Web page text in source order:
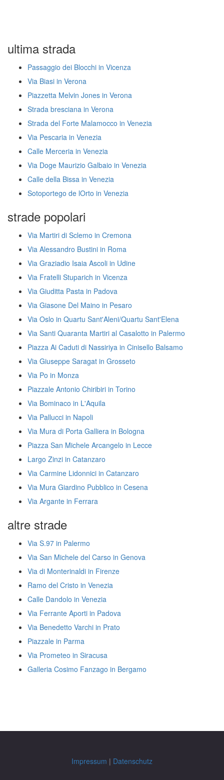
ultima strada
Passaggio dei Blocchi in Vicenza
Via Biasi in Verona
Piazzetta Melvin Jones in Verona
Strada bresciana in Verona
Strada del Forte Malamocco in Venezia
Via Pescaria in Venezia
Calle Merceria in Venezia
Via Doge Maurizio Galbaio in Venezia
Calle della Bissa in Venezia
Sotoportego de lOrto in Venezia
strade popolari
Via Martiri di Sclemo in Cremona
Via Alessandro Bustini in Roma
Via Graziadio Isaia Ascoli in Udine
Via Fratelli Stuparich in Vicenza
Via Giuditta Pasta in Padova
Via Giasone Del Maino in Pesaro
Via Oslo in Quartu Sant'Aleni/Quartu Sant'Elena
Via Santi Quaranta Martiri al Casalotto in Palermo
Piazza Ai Caduti di Nassiriya in Cinisello Balsamo
Via Giuseppe Saragat in Grosseto
Via Po in Monza
Piazzale Antonio Chiribiri in Torino
Via Bominaco in L'Aquila
Via Pallucci in Napoli
Via Mura di Porta Galliera in Bologna
Piazza San Michele Arcangelo in Lecce
Largo Zinzi in Catanzaro
Via Carmine Lidonnici in Catanzaro
Via Mura Giardino Pubblico in Cesena
Via Argante in Ferrara
altre strade
Via S.97 in Palermo
Via San Michele del Carso in Genova
Via di Monterinaldi in Firenze
Ramo del Cristo in Venezia
Calle Dandolo in Venezia
Via Ferrante Aporti in Padova
Via Benedetto Varchi in Prato
Piazzale in Parma
Via Prometeo in Siracusa
Galleria Cosimo Fanzago in Bergamo
Impressum | Datenschutz